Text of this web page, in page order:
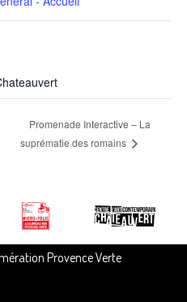
Promenade Interactive – La
suprématie des romains
Provence Verte